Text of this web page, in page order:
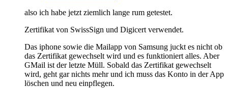
also ich habe jetzt ziemlich lange rum getestet.
Zertifikat von SwissSign und Digicert verwendet.
Das iphone sowie die Mailapp von Samsung juckt es nicht ob
das Zertifikat gewechselt wird und es funktioniert alles. Aber
GMail ist der letzte Müll. Sobald das Zertifikat gewechselt
wird, geht gar nichts mehr und ich muss das Konto in der App
löschen und neu einpflegen.